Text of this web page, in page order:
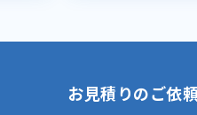
お見積りのご依